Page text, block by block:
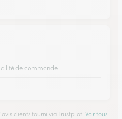
de commande
clients fourni via Trustpilot. Voir tous